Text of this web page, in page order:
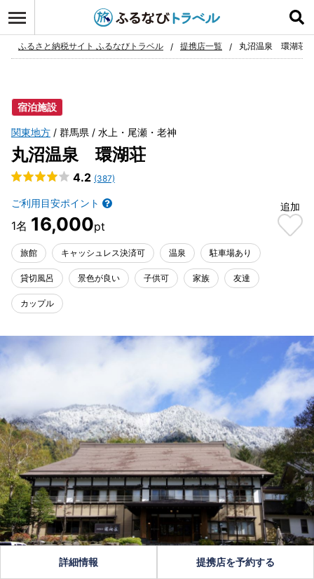
お気に入り
ふるさと納税サイト ふるなびトラベル 提携店一覧 丸沼温泉 環湖荘
宿泊施設
関東地方 群馬県 水上・尾瀬・老神
丸沼温泉 環湖荘
4.2 (387)
ご利用目安ポイント
16,000
追加
旅館 キャッシュレス決済可 温泉 駐車場あり
貸切風呂 景色が良い 子供可 家族 友達
カップル
詳細情報 提携店を予約する